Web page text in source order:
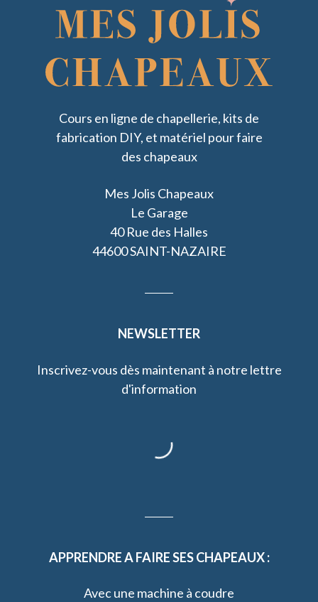
Cours en ligne de chapellerie, kits de
fabrication DIY, et matériel pour faire
des chapeaux
Mes Jolis Chapeaux
Le Garage
40 Rue des Halles
44600 SAINT-NAZAIRE
NEWSLETTER
Inscrivez-vous dès maintenant à notre lettre
d'information
APPRENDRE A FAIRE SES CHAPEAUX :
Avec une machine à coudre